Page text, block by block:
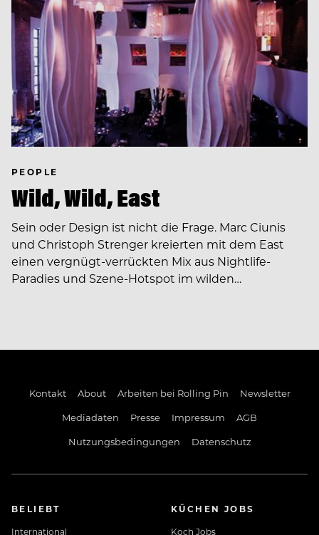
PEOPLE
Wild, Wild, East
Sein oder Design ist nicht die Frage. Marc Ciunis
und Christoph Strenger kreierten mit dem East
einen vergnügt-verrückten Mix aus Nightlife-
Paradies und Szene-Hotspot im wilden…
Kontakt About Arbeiten bei Rolling Pin
Newsletter
Mediadaten
Presse Impressum
AGB
Nutzungsbedingungen
Datenschutz
BELIEBT
International
KÜCHEN JOBS
Koch Jobs